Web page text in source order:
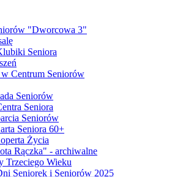
"Dworcowa 3"
Seniora
Centrum Seniorów
Seniorów
Seniora
Seniorów
Seniora 60+
Życia
Rączka" - archiwalne
Trzeciego Wieku
Seniorek i Seniorów 2025